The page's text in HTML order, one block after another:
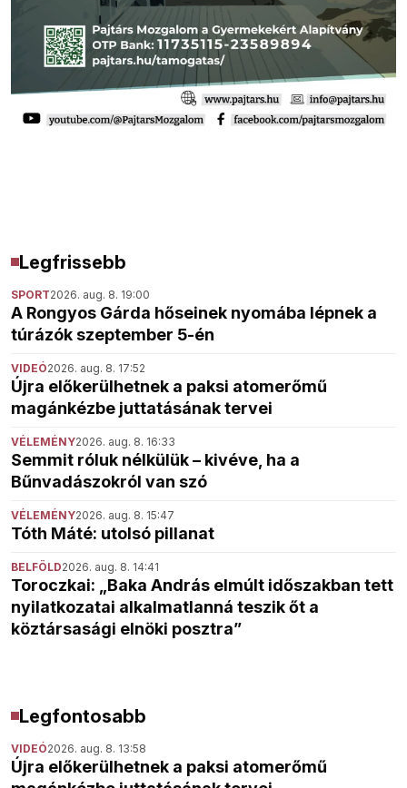
Legfrissebb
SPORT2026. aug. 8. 19:00
A Rongyos Gárda hőseinek nyomába lépnek a
túrázók szeptember 5-én
VIDEÓ2026. aug. 8. 17:52
Újra előkerülhetnek a paksi atomerőmű
magánkézbe juttatásának tervei
VÉLEMÉNY2026. aug. 8. 16:33
Semmit róluk nélkülük – kivéve, ha a
Bűnvadászokról van szó
VÉLEMÉNY2026. aug. 8. 15:47
Tóth Máté: utolsó pillanat
BELFÖLD2026. aug. 8. 14:41
Toroczkai: „Baka András elmúlt időszakban tett
nyilatkozatai alkalmatlanná teszik őt a
köztársasági elnöki posztra”
Legfontosabb
VIDEÓ2026. aug. 8. 13:58
Újra előkerülhetnek a paksi atomerőmű